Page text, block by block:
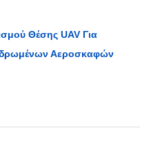
Θέσης UAV Για
Αεροσκαφών